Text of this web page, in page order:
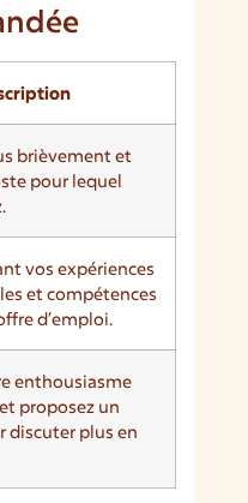
brièvement et
pour lequel
vos expériences
et compétences
d’emploi.
enthousiasme
proposez un
discuter plus en